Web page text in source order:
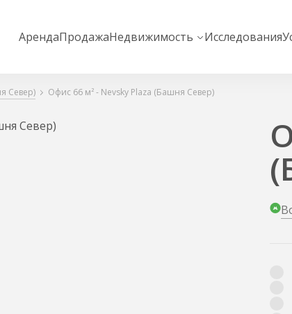
АрендаПродажаНедвижимость Исследования
Север) Офис 66 м² - Nevsky Plaza (Башня Север)